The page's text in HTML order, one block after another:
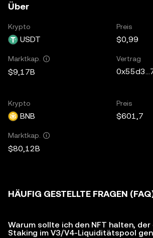
Über
Krypto
USDT
Preis
$0,99
Marktkap.
$9,17B
Vertrag
Krypto
BNB
Preis
$601,7
Marktkap.
$80,12B
HÄUFIG GESTELLTE FRAGEN
Warum sollte ich den NFT halten, der
Staking im V3/V4-Liquiditätspool